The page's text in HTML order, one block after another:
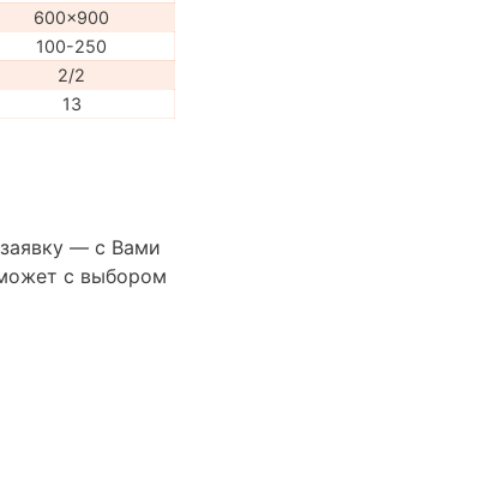
600x900
100-250
2/2
13
— с Вами
с выбором